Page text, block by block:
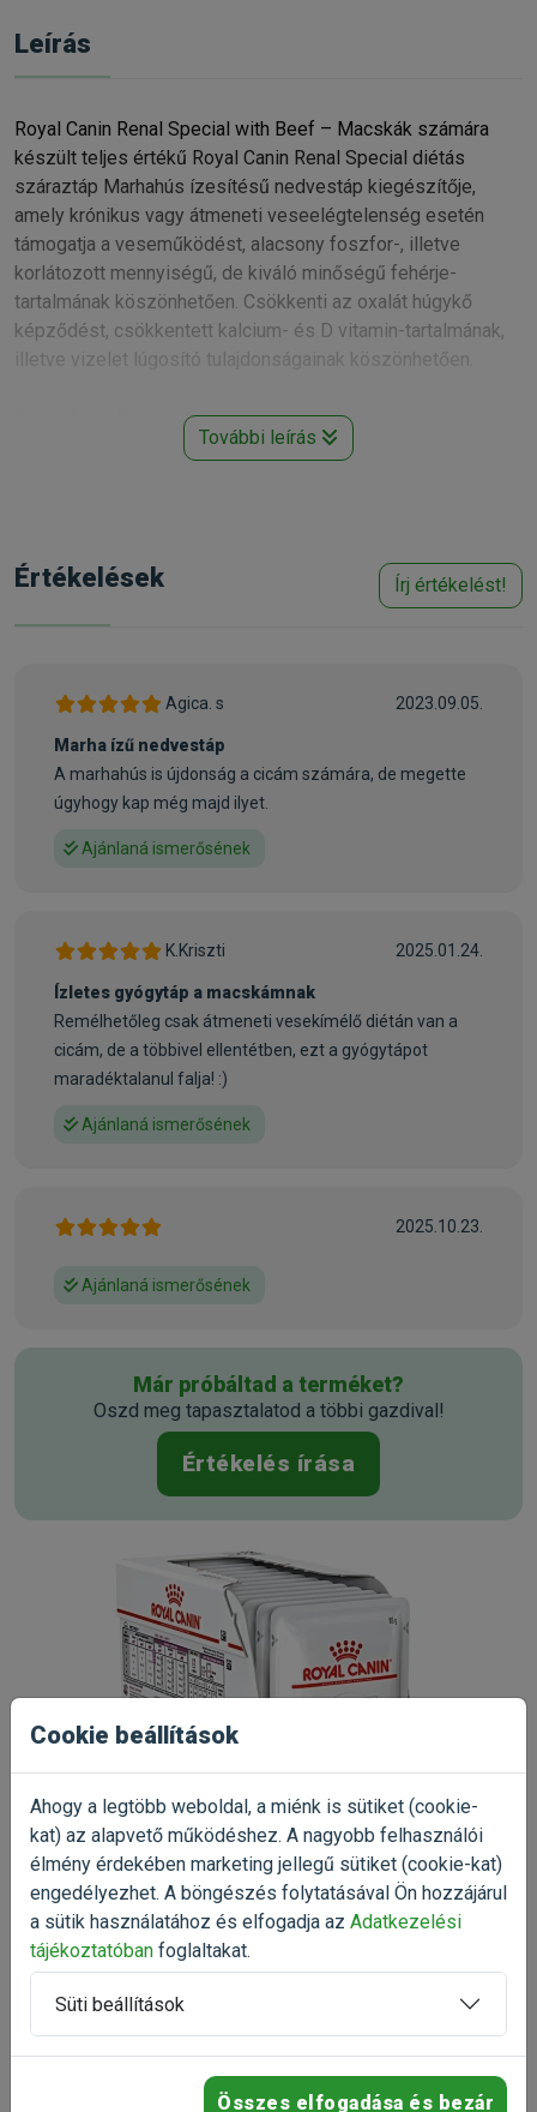
Leírás
Royal Canin Renal Special with Beef – Macskák számára
készült teljes értékű Royal Canin Renal Special diétás
száraztáp Marhahús ízesítésű nedvestáp kiegészítője,
amely krónikus vagy átmeneti veseelégtelenség esetén
támogatja a veseműködést, alacsony foszfor-, illetve
korlátozott mennyiségű, de kiváló minőségű fehérje-
tartalmának köszönhetően. Csökkenti az oxalát húgykő
képződést, csökkentett kalcium- és D vitamin-tartalmának,
illetve vizelet lúgosító tulajdonságainak köszönhetően.
• A fokozott ízletesség segíti a veseelégtelenségben
másodlagos mellékpajzsmirigy-túlműködés kialakulásának
késleltetésében.
• A megemelt mennyiségben adott hosszú szénláncú
fokozatos csökkenését.
• Az előrehaladott uraemia során fekélyek alakulhatnak ki a
gyomor és a belek nyálkahártyáján. A zeolit és a
fruktooligoszacharidok (FOS) kombinációja e veszélyt
előfordulásának csökkentésére.
Nagyon fontos szemmel tartanunk macskánk fizikai állapotát
és sose feledkezzünk el a rendszeres állatorvosi
vizsgálatról sem!
Az alkalmazás illetve az alkalmazás idejének
kezdetben krónikus veseelégtelenség, illetve az oxalátkő
veseelégtelenség esetén pedig 2-4 hétig javasolt.
• Visszatérő kalcium-oxalát húgykövesség kezelése
beszűkült veseműködésű macskákban
• Hepatoencephalopathia
• A húgykövesség kiújulásának megelőzése a vizelet
lúgosításával: urát- és cisztinkövek
• Vemhesség, laktáció, növekedés
Analitikai összetevők:
Nyersfehérje: 6,2% - Nyersolajok és -zsírok: 5,4% -
80,5% - Kálcium: 0,09% - Foszfor: 0,1% - Kálium: 0,19% -
Nátrium: 0,09% - Esszenciális zsírsavak: 1,1%
Kapható kiszerelések:Royal Canin Feline Renal with Beef
12x85g, Royal Canin Feline Renal with Chicken 12X85g,
Royal Canin Feline Renal with Fish 12X85g,A termék csak
kartonra rendelhető!
Gyártó:Royal Canin
Állatorvosi:Igen
További leírás
Értékelések Írj értékelést!
Már próbáltad a terméket?
Oszd meg tapasztalatod a többi gazdival!
Értékelés írása
5.0
3 értékelés
4
0%
0%
Agica. s 2023.09.05.
Marha ízű nedvestáp
A marhahús is újdonság a cicám számára, de megette
úgyhogy kap még majd ilyet.
Ajánlaná ismerősének
K.Kriszti 2025.01.24.
Ízletes gyógytáp a macskámnak
Remélhetőleg csak átmeneti vesekímélő diétán van a
cicám, de a többivel ellentétben, ezt a gyógytápot
maradéktalanul falja! :)
Ajánlaná ismerősének
2025.10.23.
Ajánlaná ismerősének
Cookie beállítások
Ahogy a legtöbb weboldal, a miénk is sütiket (cookie-
kat) az alapvető működéshez. A nagyobb felhasználói
élmény érdekében marketing jellegű sütiket (cookie-kat)
engedélyezhet. A böngészés folytatásával Ön hozzájárul
a sütik használatához és elfogadja az Adatkezelési
tájékoztatóban foglaltakat.
Süti beállítások
Összes elfogadása és bezár